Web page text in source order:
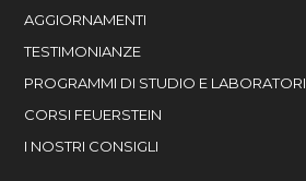
AGGIORNAMENTI
TESTIMONIANZE
PROGRAMMI DI STUDIO E LABORATORI
CORSI FEUERSTEIN
I NOSTRI CONSIGLI